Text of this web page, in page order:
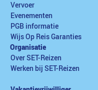
Vervoer
Evenementen
PGB informatie
Wijs Op Reis Garanties
Organisatie
Over SET-Reizen
Werken bij SET-Reizen